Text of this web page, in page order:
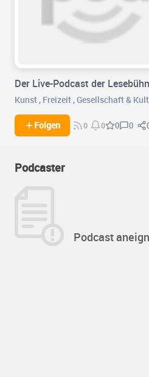
Der Live-Podcast der
Kunst , Freizeit ,Gesellschaft &
Folgen 0 0 0 0
Podcaster
Podcast